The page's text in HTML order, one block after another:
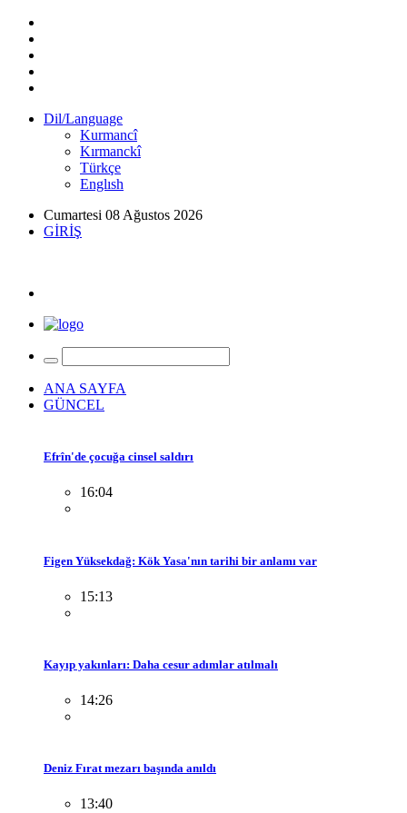
Dil/Language
Kurmancî
Kırmanckî
Türkçe
Englısh
Cumartesi 08 Ağustos 2026
GİRİŞ
ANA SAYFA
GÜNCEL
Efrîn'de çocuğa cinsel saldırı
16:04
Figen Yüksekdağ: Kök Yasa'nın tarihi bir anlamı var
15:13
Kayıp yakınları: Daha cesur adımlar atılmalı
14:26
Deniz Fırat mezarı başında anıldı
13:40